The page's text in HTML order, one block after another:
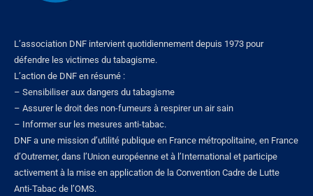
L’association DNF intervient quotidiennement depuis 1973 pour
défendre les victimes du tabagisme.
L’action de DNF en résumé :
– Sensibiliser aux dangers du tabagisme
– Assurer le droit des non-fumeurs à respirer un air sain
– Informer sur les mesures anti-tabac.
DNF a une mission d’utilité publique en France métropolitaine, en France
d’Outremer, dans l’Union européenne et à l’International et participe
activement à la mise en application de la Convention Cadre de Lutte
Anti-Tabac de l’OMS.